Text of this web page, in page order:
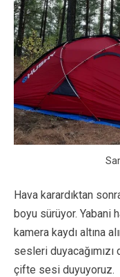
Hava karardıktan
boyu sürüyor. Yabani
kamera kaydı altına
sesleri
çifte sesi duyuyoruz.